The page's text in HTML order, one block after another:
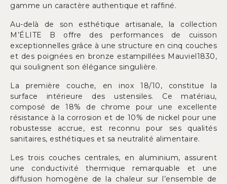
gamme un caractère authentique et raffiné.
Au-delà de son esthétique artisanale, la collection
M’ÉLITE B offre des performances de cuisson
exceptionnelles grâce à une structure en cinq couches
et des poignées en bronze estampillées Mauviel1830,
qui soulignent son élégance singulière.
La première couche, en inox 18/10, constitue la
surface intérieure des ustensiles. Ce matériau,
composé de 18% de chrome pour une excellente
résistance à la corrosion et de 10% de nickel pour une
robustesse accrue, est reconnu pour ses qualités
sanitaires, esthétiques et sa neutralité alimentaire.
Les trois couches centrales, en aluminium, assurent
une conductivité thermique remarquable et une
diffusion homogène de la chaleur sur l’ensemble de